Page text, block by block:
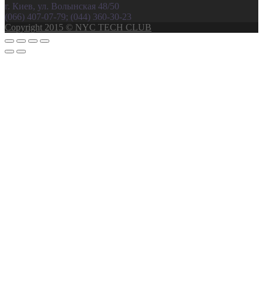
г. Киев, ул. Волынская 48/50
(066) 407-07-79; (044) 360-30-23
Copyright 2015 © NYC TECH CLUB